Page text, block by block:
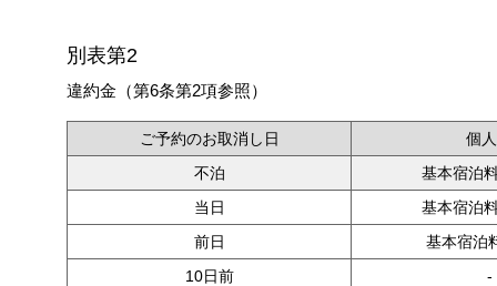
別表第2
違約金（第6条第2項参照）
ご予約のお取消し日
個
不泊
基本宿泊
当日
基本宿泊
前日
基本宿泊
10日前
-